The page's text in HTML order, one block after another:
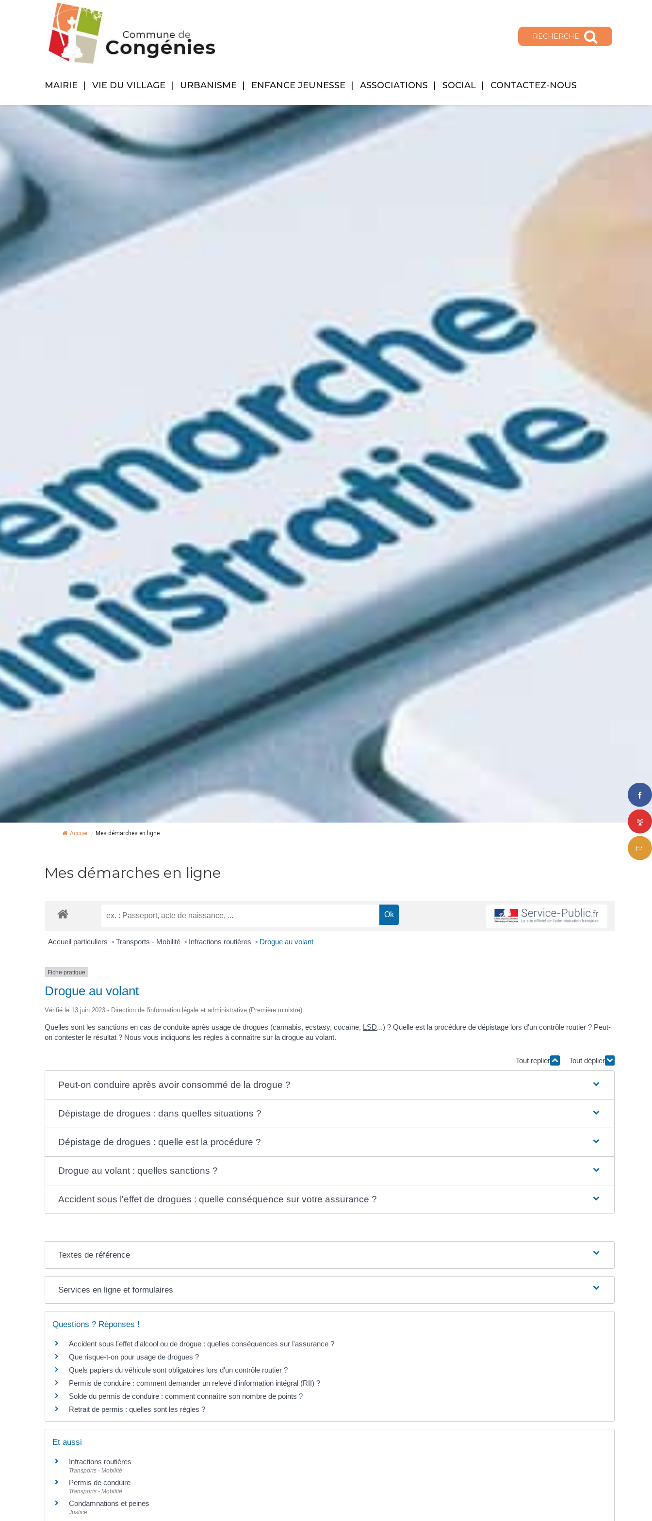
RECHERCHE
MAIRIE VIE DU VILLAGE URBANISME ENFANCE JEUNESSE ASSOCIATIONS SOCIAL CONTACTEZ-NOUS
Accueil / Mes démarches en ligne
Mes démarches en ligne
Accueil particuliers > Transports - Mobilité > Infractions routières > Drogue au volant
Fiche pratique
Drogue au volant
Vérifié le 13 juin 2023 - Direction de l'information légale et administrative (Première ministre)
Quelles sont les sanctions en cas de conduite après usage de drogues (cannabis, ecstasy, cocaïne, LSD...) ? Quelle est la procédure de dépistage lors d'un contrôle routier ? Peut-
on contester le résultat ? Nous vous indiquons les règles à connaître sur la drogue au volant.
Tout replier Tout déplier
Peut-on conduire après avoir consommé de la drogue ?
Dépistage de drogues : dans quelles situations ?
Dépistage de drogues : quelle est la procédure ?
Drogue au volant : quelles sanctions ?
Accident sous l'effet de drogues : quelle conséquence sur votre assurance ?
Textes de référence
Services en ligne et formulaires
Questions ? Réponses !
Accident sous l'effet d'alcool ou de drogue : quelles conséquences sur l'assurance ?
Que risque-t-on pour usage de drogues ?
Quels papiers du véhicule sont obligatoires lors d'un contrôle routier ?
Permis de conduire : comment demander un relevé d'information intégral (RII) ?
Solde du permis de conduire : comment connaître son nombre de points ?
Retrait de permis : quelles sont les règles ?
Et aussi
Infractions routières
Transports - Mobilité
Permis de conduire
Transports - Mobilité
Condamnations et peines
Justice